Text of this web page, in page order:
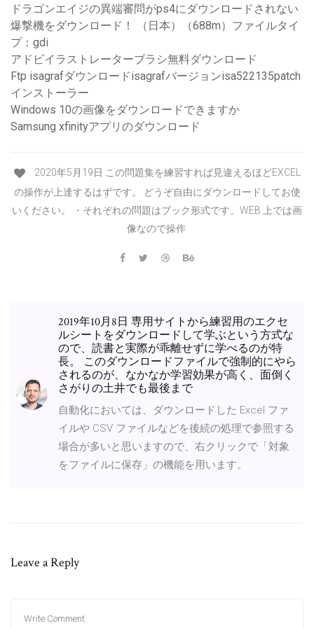
ドラゴンエイジの異端審問がps4にダウンロードされない
爆撃機をダウンロード！ （日本）（688m）ファイルタイ
プ：gdi
アドビイラストレーターブラシ無料ダウンロード
Ftp isagrafダウンロードisagrafバージョンisa522135patch
インストーラー
Windows 10の画像をダウンロードできますか
Samsung xfinityアプリのダウンロード
2020年5月19日 この問題集を練習すれば見違えるほどEXCEL
の操作が上達するはずです。 どうぞ自由にダウンロードしてお使
いください。 ・それぞれの問題はブック形式です。WEB 上では画
像なので操作
2019年10月8日 専用サイトから練習用のエクセ
ルシートをダウンロードして学ぶという方式な
ので、読書と実際が乖離せずに学べるのが特
長。 このダウンロードファイルで強制的にやら
されるのが、なかなか学習効果が高く、面倒く
さがりの土井でも最後まで
自動化においては、ダウンロードした Excel ファ
イルや CSV ファイルなどを後続の処理で参照する
場合が多いと思いますので、右クリックで「対象
をファイルに保存」の機能を用います。
Leave a Reply